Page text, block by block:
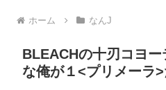
日本人「うちの犬、たまたまつい
海外「まるでトランプ」FIFAがW
海外「全部日本の真似だったのか
ホーム なんJ
BLEACHの十刃コヨ
な俺が１<プリメーラ>